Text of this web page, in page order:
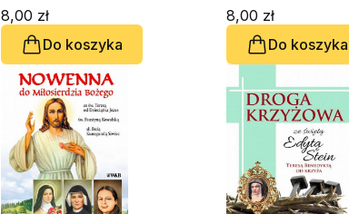
8,00 zł
Do koszyka
8,00 zł
Do koszyka